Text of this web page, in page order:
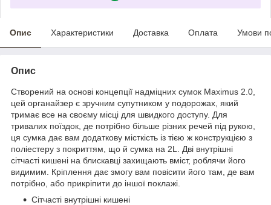
Опис Характеристики Доставка Оплата Умови
Опис
Створений на основі концепції надміцних сумок Maximus 2.0,
цей органайзер є зручним супутником у подорожах, який
тримає все на своєму місці для швидкого доступу. Для
тривалих поїздок, де потрібно більше різних речей під рукою,
ця сумка дає вам додаткову місткість із тією ж конструкцією з
поліестеру з покриттям, що й сумка на 2L. Дві внутрішні
сітчасті кишені на блискавці захищають вміст, роблячи його
видимим. Кріплення дає змогу вам повісити його там, де вам
потрібно, або прикріпити до іншої поклажі.
Сітчасті внутрішні кишені